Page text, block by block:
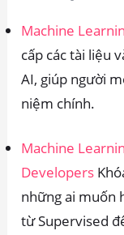
Machine
cấp các tài liệu
AI, giúp người
niệm chính.
Machine
Developers
những ai muốn
từ Supervised